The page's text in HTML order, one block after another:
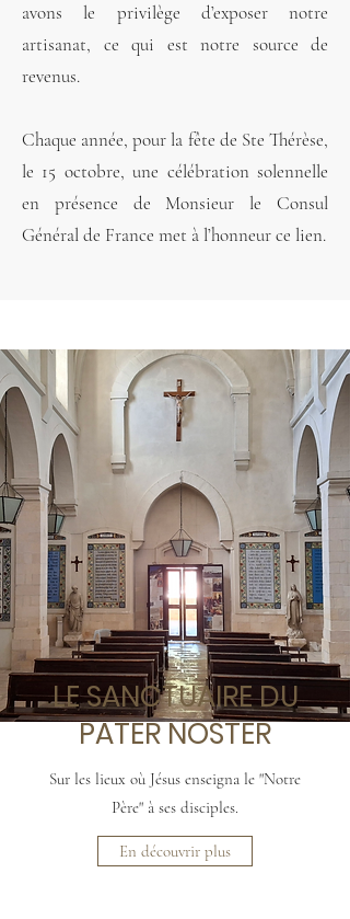
avons le privilège d’exposer notre
artisanat, ce qui est notre source de
revenus.
Chaque année, pour la fête de Ste Thérèse,
le 15 octobre, une célébration solennelle
en présence de Monsieur le Consul
Général de France met à l’honneur ce lien.
LE SANCTUAIRE DU
PATER NOSTER
Sur les lieux où Jésus enseigna le "Notre
Père" à ses disciples.
En découvrir plus